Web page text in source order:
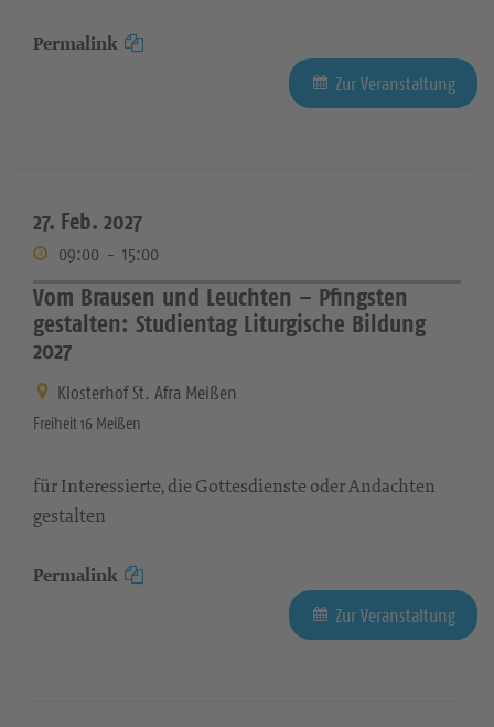
Permalink
Zur Veranstaltung
27. Feb. 2027
09:00 - 15:00
Vom Brausen und Leuchten – Pfingsten
gestalten: Studientag Liturgische Bildung
2027
Klosterhof St. Afra Meißen
Freiheit 16 Meißen
für Interessierte, die Gottesdienste oder Andachten
gestalten
Permalink
Zur Veranstaltung